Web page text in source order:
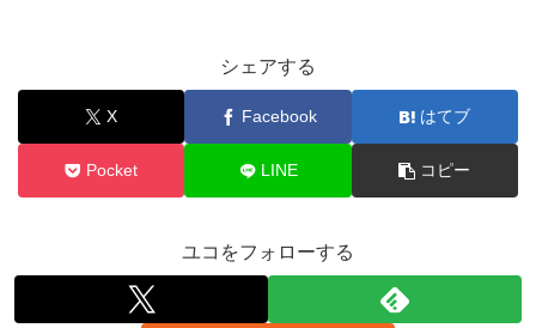
シェアする
X Facebook はてブ
Pocket LINE コピー
ユコをフォローする